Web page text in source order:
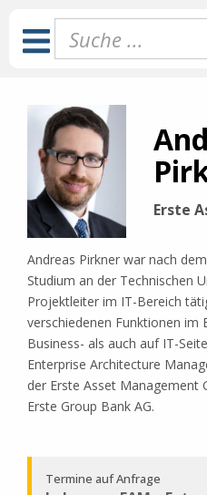
Inhalt
springen
Toggle
Navigation
Erste
Andreas Pirkner war nach
Studium an der Technischen
Projektleiter im IT-Bereich
verschiedenen Funktionen im
Business- als auch auf IT-
Enterprise Architecture
der Erste Asset Management
Erste Group Bank AG.
Termine auf Anfrage